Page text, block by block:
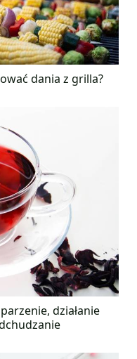
dania z grilla?
działanie